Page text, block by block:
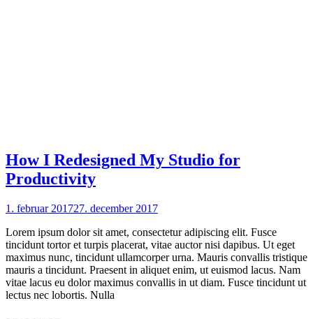
How I Redesigned My Studio for
Productivity
1. februar 201727. december 2017
Lorem ipsum dolor sit amet, consectetur adipiscing elit. Fusce
tincidunt tortor et turpis placerat, vitae auctor nisi dapibus. Ut eget
maximus nunc, tincidunt ullamcorper urna. Mauris convallis tristique
mauris a tincidunt. Praesent in aliquet enim, ut euismod lacus. Nam
vitae lacus eu dolor maximus convallis in ut diam. Fusce tincidunt ut
lectus nec lobortis. Nulla